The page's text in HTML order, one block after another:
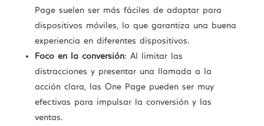
Page suelen ser más fáciles de adaptar para
dispositivos móviles, lo que garantiza una buena
experiencia en diferentes dispositivos.
Foco en la conversión: Al limitar las
distracciones y presentar una llamada a la
acción clara, las One Page pueden ser muy
efectivas para impulsar la conversión y las
ventas.